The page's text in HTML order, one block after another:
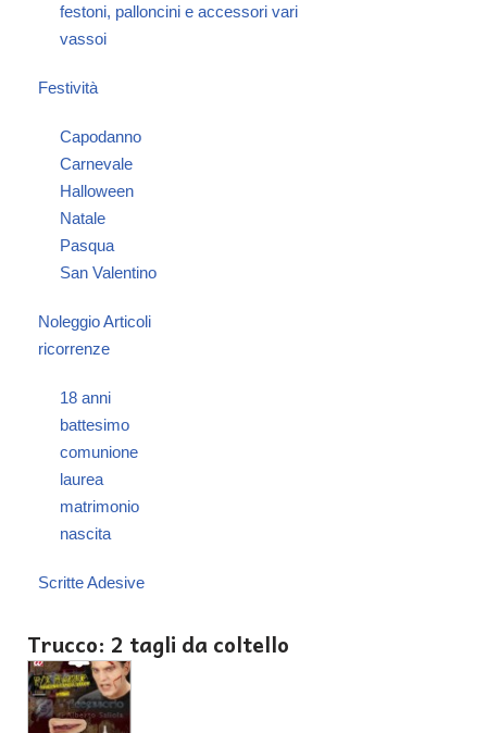
festoni, palloncini e accessori vari
vassoi
Festività
Capodanno
Carnevale
Halloween
Natale
Pasqua
San Valentino
Noleggio Articoli
ricorrenze
18 anni
battesimo
comunione
laurea
matrimonio
nascita
Scritte Adesive
Trucco: 2 tagli da coltello